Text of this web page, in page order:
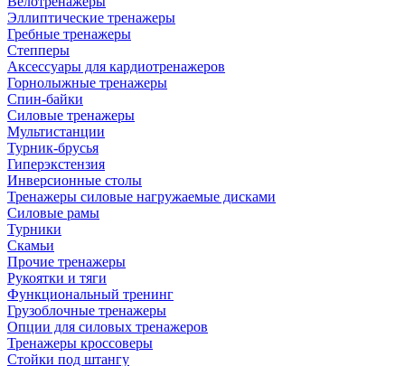
Эллиптические тренажеры
Гребные тренажеры
Степперы
Аксессуары для кардиотренажеров
Горнолыжные тренажеры
Спин-байки
Силовые тренажеры
Мультистанции
Турник-брусья
Гиперэкстензия
Инверсионные столы
Тренажеры силовые нагружаемые дисками
Силовые рамы
Турники
Скамьи
Прочие тренажеры
Рукоятки и тяги
Функциональный тренинг
Грузоблочные тренажеры
Опции для силовых тренажеров
Тренажеры кроссоверы
Стойки под штангу